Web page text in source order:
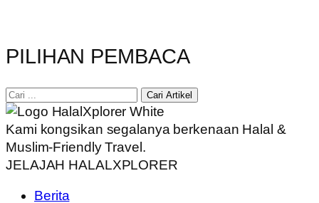
PILIHAN PEMBACA
Cari Artikel
Kami kongsikan segalanya berkenaan Halal &
Muslim-Friendly Travel.
JELAJAH HALALXPLORER
Berita